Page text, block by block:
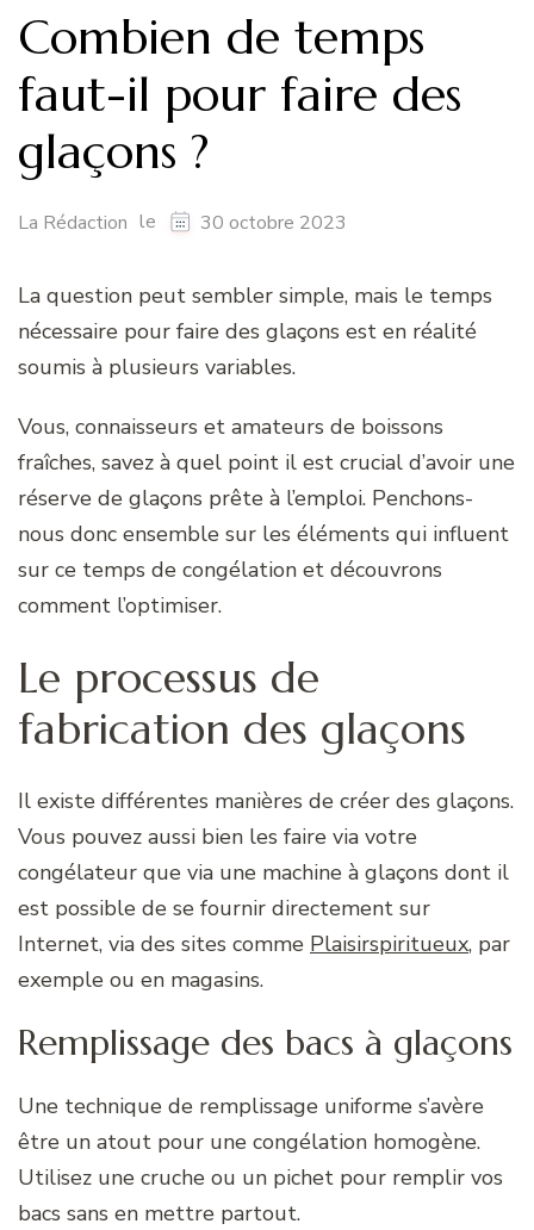
Combien de temps
faut-il pour faire des
glaçons ?
La Rédaction le 30 octobre 2023
La question peut sembler simple, mais le temps
nécessaire pour faire des glaçons est en réalité
soumis à plusieurs variables.
Vous, connaisseurs et amateurs de boissons
fraîches, savez à quel point il est crucial d’avoir une
réserve de glaçons prête à l’emploi. Penchons-
nous donc ensemble sur les éléments qui influent
sur ce temps de congélation et découvrons
comment l’optimiser.
Le processus de
fabrication des glaçons
Il existe différentes manières de créer des glaçons.
Vous pouvez aussi bien les faire via votre
congélateur que via une machine à glaçons dont il
est possible de se fournir directement sur
Internet, via des sites comme Plaisirspiritueux, par
exemple ou en magasins.
Remplissage des bacs à glaçons
Une technique de remplissage uniforme s’avère
être un atout pour une congélation homogène.
Utilisez une cruche ou un pichet pour remplir vos
bacs sans en mettre partout.